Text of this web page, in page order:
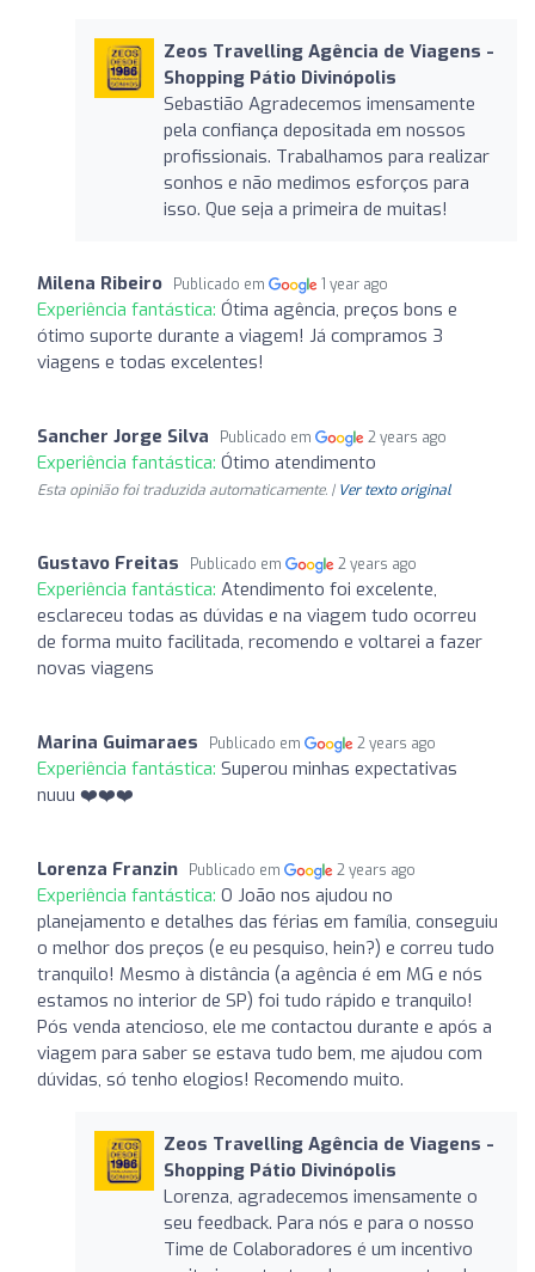
Zeos Travelling Agência de Viagens -
Shopping Pátio Divinópolis
Sebastião Agradecemos imensamente
pela confiança depositada em nossos
profissionais. Trabalhamos para realizar
sonhos e não medimos esforços para
isso. Que seja a primeira de muitas!
Milena Ribeiro Publicado em 1 year ago
Experiência fantástica: Ótima agência, preços bons e
ótimo suporte durante a viagem! Já compramos 3
viagens e todas excelentes!
Sancher Jorge Silva Publicado em 2 years ago
Experiência fantástica: Ótimo atendimento
Esta opinião foi traduzida automaticamente. | Ver texto original
Gustavo Freitas Publicado em 2 years ago
Experiência fantástica: Atendimento foi excelente,
esclareceu todas as dúvidas e na viagem tudo ocorreu
de forma muito facilitada, recomendo e voltarei a fazer
novas viagens
Marina Guimaraes Publicado em 2 years ago
Experiência fantástica: Superou minhas expectativas
nuuu ❤️❤️❤️
Lorenza Franzin Publicado em 2 years ago
Experiência fantástica: O João nos ajudou no
planejamento e detalhes das férias em família, conseguiu
o melhor dos preços (e eu pesquiso, hein?) e correu tudo
tranquilo! Mesmo à distância (a agência é em MG e nós
estamos no interior de SP) foi tudo rápido e tranquilo!
Pós venda atencioso, ele me contactou durante e após a
viagem para saber se estava tudo bem, me ajudou com
dúvidas, só tenho elogios! Recomendo muito.
Zeos Travelling Agência de Viagens -
Shopping Pátio Divinópolis
Lorenza, agradecemos imensamente o
seu feedback. Para nós e para o nosso
Time de Colaboradores é um incentivo